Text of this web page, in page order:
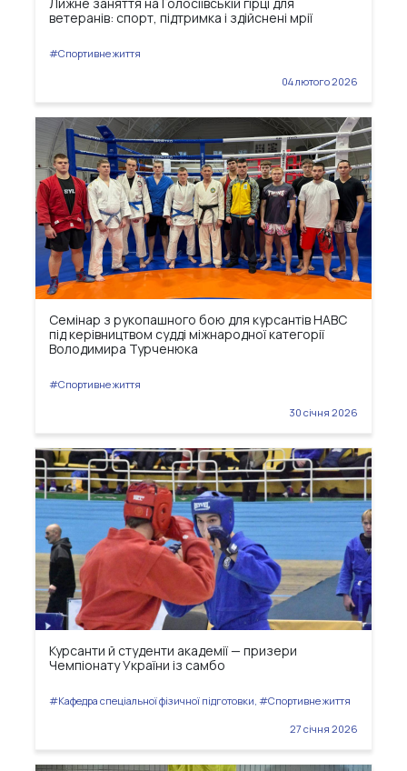
ветеранів: спорт, підтримка і здійснені мрії
#Спортивне життя
04 лютого 2026
Семінар з рукопашного бою для курсантів НАВС
під керівництвом судді міжнародної категорії
Володимира Турченюка
#Спортивне життя
30 січня 2026
Курсанти й студенти академії — призери
Чемпіонату України із самбо
#Кафедра спеціальної фізичної підготовки, #Спортивне життя
27 січня 2026